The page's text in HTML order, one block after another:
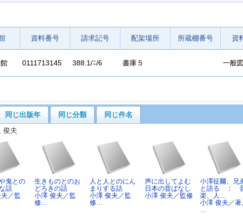
資料番号 請求記号 配架場所 所蔵棚番号 資
0111713145 388.1/ﾆ/6 書庫５ 一般
同じ出版年 同じ分類
同じ件名
夫
鬼との
話
／監
生きものとのお
どろきの話
小澤 俊夫／監
修…
人と人とのにん
まりする話
小澤 俊夫／監
修…
声に出してよむ
日本の昔ばなし
小澤 俊夫／監修
小澤征爾、兄
と語る ：
楽、人…
小澤 俊夫／著,
…